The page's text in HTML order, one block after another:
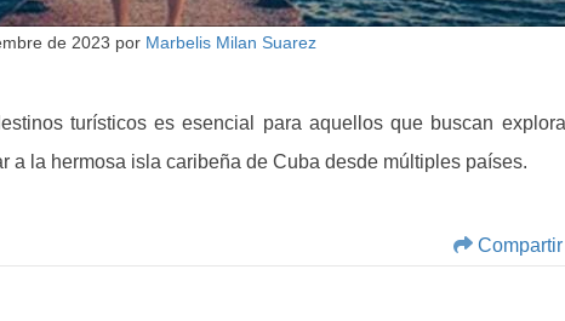
de 2023 por Marbelis Milan Suarez
turísticos es esencial para aquellos que buscan
a la hermosa isla caribeña de Cuba desde múltiples países.
Compartir